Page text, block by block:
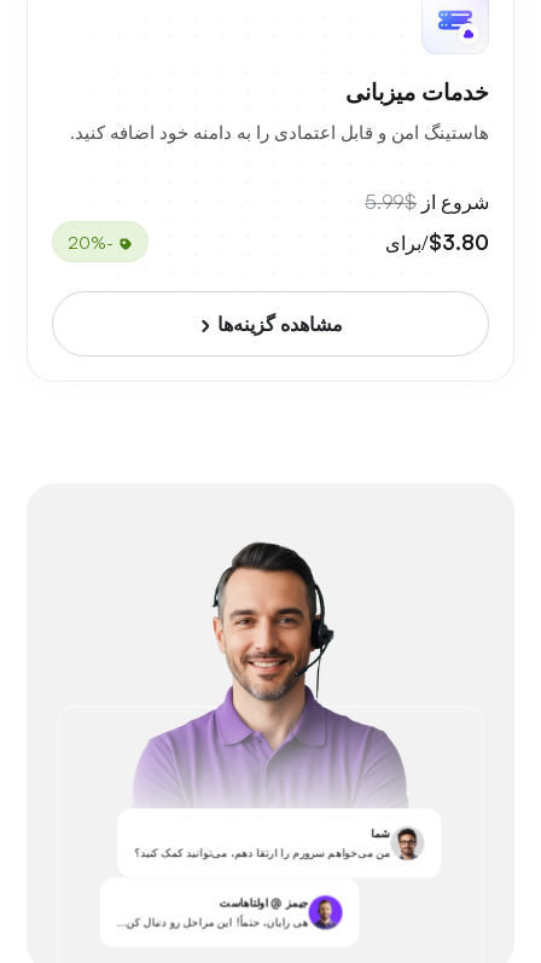
خدمات میزبانی
هاستینگ امن و قابل اعتمادی را به دامنه خود اضافه کنید.
شروع از $5.99
$3.80/برای -20%
مشاهده گزینه‌ها
شما
من می‌خواهم سرورم را ارتقا دهم، می‌توانید کمک کنید؟
جیمز @ اولتاهاست
هی رایان، حتماً! این مراحل رو دنبال کن...